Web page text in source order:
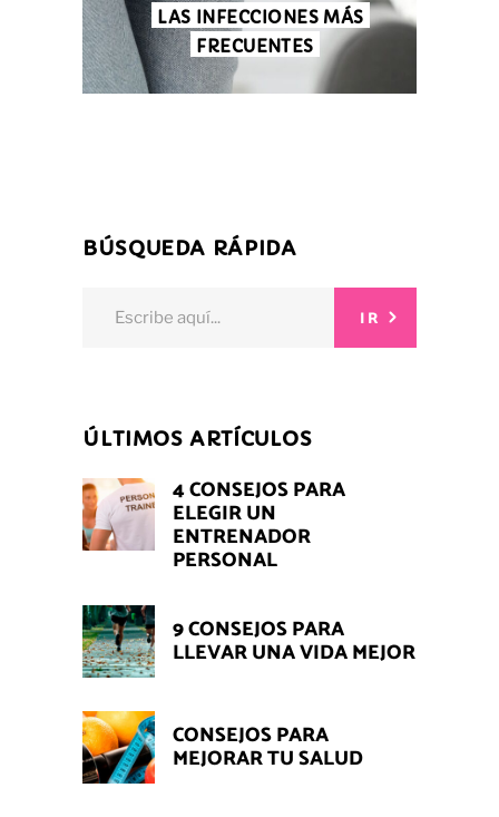
LAS INFECCIONES MÁS
FRECUENTES
BÚSQUEDA RÁPIDA
IR
ÚLTIMOS ARTÍCULOS
4 CONSEJOS PARA
ELEGIR UN
ENTRENADOR
PERSONAL
9 CONSEJOS PARA
LLEVAR UNA VIDA MEJOR
CONSEJOS PARA
MEJORAR TU SALUD